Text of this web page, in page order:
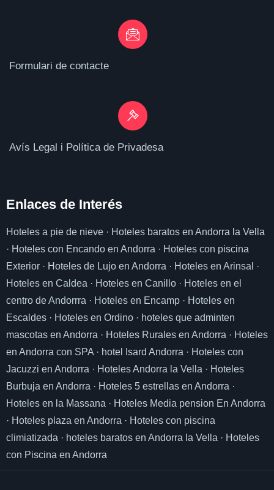
Formulari de contacte
Avís Legal i Política de Privadesa
Enlaces de Interés
Hoteles a pie de nieve · Hoteles baratos en Andorra la Vella
· Hoteles con Encando en Andorra · Hoteles con piscina
Exterior · Hoteles de Lujo en Andorra · Hoteles en Arinsal
·
Hoteles en Caldea · Hoteles en Canillo · Hoteles en el
centro de Andorrra · Hoteles en Encamp · Hoteles en
Escaldes · Hoteles en Ordino · hoteles que adminten
mascotas en Andorra · Hoteles Rurales en Andorra · Hoteles
en Andorra con SPA · hotel Isard Andorra · Hoteles con
Jacuzzi en Andorra · Hoteles Andorra la Vella · Hoteles
Burbuja en Andorra · Hoteles 5 estrellas en Andorra ·
Hoteles en la Massana · Hoteles Media pension En Andorra
· Hoteles plaza en Andorra · Hoteles con piscina
climiatizada · hoteles baratos en Andorra la Vella · Hoteles
con Piscina en Andorra